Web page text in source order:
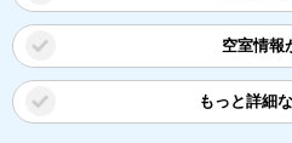
空室情報
もっと詳細